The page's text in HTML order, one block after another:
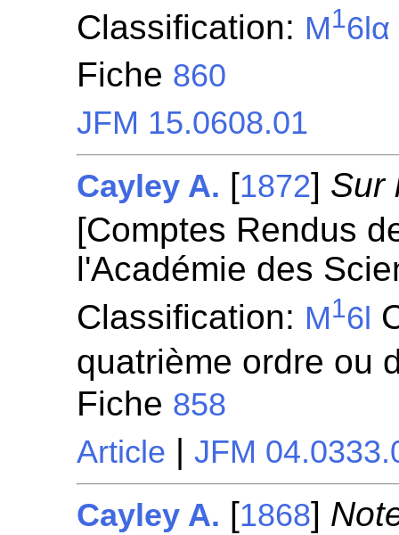
Classification: M16lα
Fiche 860
JFM 15.0608.01
Cayley A. [1872] Sur
[Comptes Rendus
l'Académie des
Classification: M16l
quatrième ordre ou
Fiche 858
Article |JFM
Cayley A. [1868]